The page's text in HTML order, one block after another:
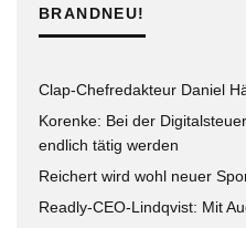
BRANDNEU!
Clap-Chefredakteur Daniel
Korenke: Bei der
endlich tätig werden
Reichert wird wohl neuer
Readly-CEO-Lindqvist: Mit